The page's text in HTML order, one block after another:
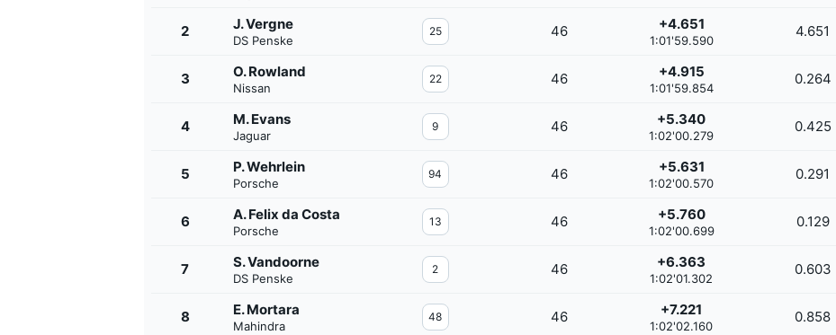
2 J. Vergne
DS Penske
25 46 +4.651
1:01'59.590
4.651
3 O. Rowland
Nissan
22 46 +4.915
1:01'59.854
0.264
4 M. Evans
Jaguar
9 46 +5.340
1:02'00.279
0.425
5 P. Wehrlein
Porsche
94 46 +5.631
1:02'00.570
0.291
6 A. Felix da Costa
Porsche
13 46 +5.760
1:02'00.699
0.129
7 S. Vandoorne
DS Penske
2 46 +6.363
1:02'01.302
0.603
8 E. Mortara
Mahindra
48 46 +7.221
1:02'02.160
0.858